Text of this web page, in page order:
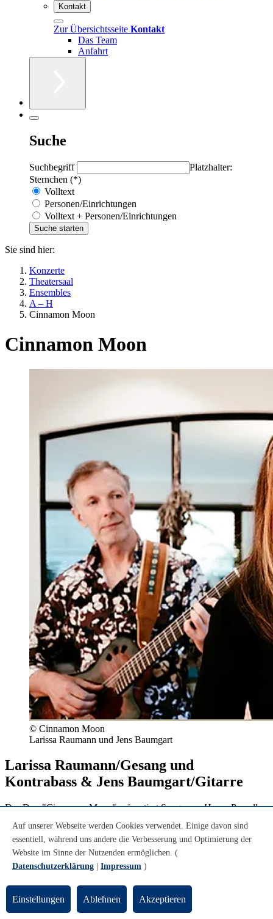
Kontakt
Zur Übersichtsseite Kontakt
Das Team
Anfahrt
Suche
Suchbegriff
Platzhalter:
Sternchen (*)
Volltext
Personen/Einrichtungen
Volltext + Personen/Einrichtungen
Sie sind hier:
Konzerte
Theatersaal
Ensembles
A – H
Cinnamon Moon
Cinnamon Moon
© Cinnamon Moon
Larissa Raumann und Jens Baumgart
Larissa Raumann/Gesang und
Kontrabass & Jens Baumgart/Gitarre
Das Duo "Cinnamon Moon" präsentiert Songs von Henry Purcell
Mit vielfältigen Spieltechniken erzeugen Larissa Raumann (Gesang
& Kontrabass) und Jens Baumgart (Gitarre) intime Klänge bis
kraftvolle Sounds und lassen bekannte Songs in neuer Weise
erklingen.
Kontrapunktlinien und überraschende Wendungen nehmen sie das
Publikum mit auf eine spannende Klangreise durch die Pop-,
Auf unserer Webseite werden Cookies verwendet. Einige davon sind
essentiell, während uns andere die Verbesserung und Optimierung der
Website im Sinne der Nutzenden ermöglichen. (
Datenschutzerklärung
Impressum )
Einstellungen Ablehnen Akzeptieren